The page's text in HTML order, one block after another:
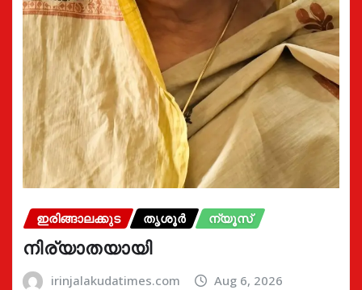
ഇരിങ്ങാലക്കുട തൃശൂർ ന്യൂസ്
നിര്യാതയായി
irinjalakudatimes.com Aug 6, 2026